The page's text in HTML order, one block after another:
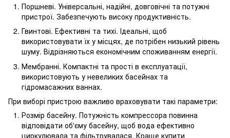
Поршневі. Універсальні, надійні, довговічні та потужні
пристрої. Забезпечують високу продуктивність.
Гвинтові. Ефективні та тихі. Ідеальні, щоб
використовувати їх у місцях, де потрібен низький рівень
шуму. Відрізняються економічним споживанням енергії.
Мембранні. Компактні та прості в експлуатації,
використовують у невеликих басейнах та
гідромасажних ваннах.
При виборі пристрою важливо враховувати такі параметри:
Розмір басейну. Потужність компрессора повинна
відповідати об'єму басейну, щоб вода ефективно
циркулювала та фільтрувалася. Краще купити